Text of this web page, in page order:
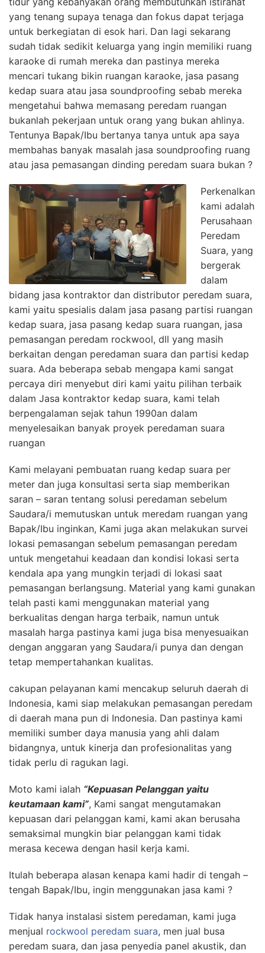
yang tenang supaya tenaga dan fokus dapat terjaga
untuk berkegiatan di esok hari. Dan lagi sekarang
sudah tidak sedikit keluarga yang ingin memiliki ruang
karaoke di rumah mereka dan pastinya mereka
mencari tukang bikin ruangan karaoke, jasa pasang
kedap suara atau jasa soundproofing sebab mereka
mengetahui bahwa memasang peredam ruangan
bukanlah pekerjaan untuk orang yang bukan ahlinya.
Tentunya Bapak/Ibu bertanya tanya untuk apa saya
membahas banyak masalah jasa soundproofing ruang
atau jasa pemasangan dinding peredam suara bukan ?
Perkenalkan
kami adalah
Perusahaan
Peredam
Suara, yang
bergerak
dalam
bidang jasa kontraktor dan distributor peredam suara,
kami yaitu spesialis dalam jasa pasang partisi ruangan
kedap suara, jasa pasang kedap suara ruangan, jasa
pemasangan peredam rockwool, dll yang masih
berkaitan dengan peredaman suara dan partisi kedap
suara. Ada beberapa sebab mengapa kami sangat
percaya diri menyebut diri kami yaitu pilihan terbaik
dalam Jasa kontraktor kedap suara, kami telah
berpengalaman sejak tahun 1990an dalam
menyelesaikan banyak proyek peredaman suara
ruangan
Kami melayani pembuatan ruang kedap suara per
meter dan juga konsultasi serta siap memberikan
saran – saran tentang solusi peredaman sebelum
Saudara/i memutuskan untuk meredam ruangan yang
Bapak/Ibu inginkan, Kami juga akan melakukan survei
lokasi pemasangan sebelum pemasangan peredam
untuk mengetahui keadaan dan kondisi lokasi serta
kendala apa yang mungkin terjadi di lokasi saat
pemasangan berlangsung. Material yang kami gunakan
telah pasti kami menggunakan material yang
berkualitas dengan harga terbaik, namun untuk
masalah harga pastinya kami juga bisa menyesuaikan
dengan anggaran yang Saudara/i punya dan dengan
tetap mempertahankan kualitas.
cakupan pelayanan kami mencakup seluruh daerah di
Indonesia, kami siap melakukan pemasangan peredam
di daerah mana pun di Indonesia. Dan pastinya kami
memiliki sumber daya manusia yang ahli dalam
bidangnya, untuk kinerja dan profesionalitas yang
tidak perlu di ragukan lagi.
Moto kami ialah “Kepuasan Pelanggan yaitu
keutamaan kami”, Kami sangat mengutamakan
kepuasan dari pelanggan kami, kami akan berusaha
semaksimal mungkin biar pelanggan kami tidak
merasa kecewa dengan hasil kerja kami.
Itulah beberapa alasan kenapa kami hadir di tengah –
tengah Bapak/Ibu, ingin menggunakan jasa kami ?
Tidak hanya instalasi sistem peredaman, kami juga
menjual rockwool peredam suara, men jual busa
peredam suara, dan jasa penyedia panel akustik, dan